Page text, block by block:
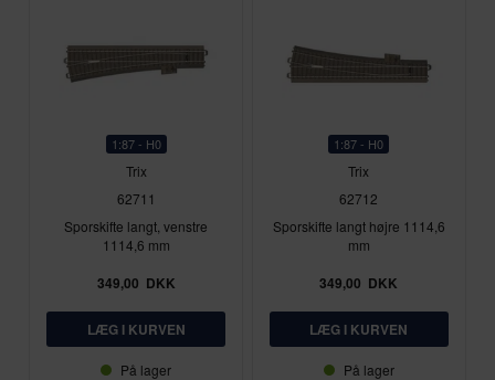
1:87 - H0
Trix
62711
Sporskifte langt, venstre
1114,6 mm
349,00 DKK
På lager
1:87 - H0
Trix
62712
Sporskifte langt højre 1114,6
mm
349,00 DKK
På lager